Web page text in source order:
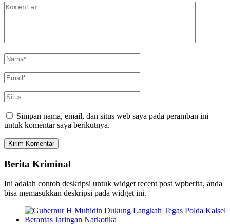
Simpan nama, email, dan situs web saya pada peramban ini
untuk komentar saya berikutnya.
Berita Kriminal
Ini adalah contoh deskripsi untuk widget recent post wpberita, anda
bisa memasukkan deskripsi pada widget ini.